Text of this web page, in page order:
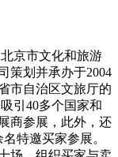
京市文化和旅游
策划并承办于2004
市自治区文旅厅的
引40多个国家和
商参展，此外，还
特邀买家参展。